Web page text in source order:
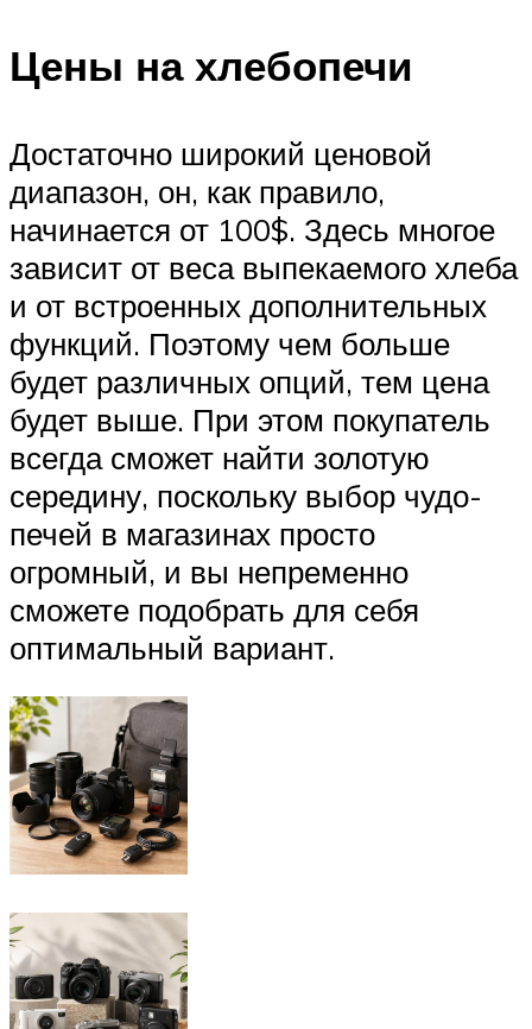
Цены на хлебопечи
Достаточно широкий ценовой
диапазон, он, как правило,
начинается от 100$. Здесь многое
зависит от веса выпекаемого хлеба
и от встроенных дополнительных
функций. Поэтому чем больше
будет различных опций, тем цена
будет выше. При этом покупатель
всегда сможет найти золотую
середину, поскольку выбор чудо-
печей в магазинах просто
огромный, и вы непременно
сможете подобрать для себя
оптимальный вариант.